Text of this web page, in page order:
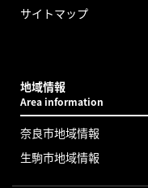
サイトマップ
地域情報
Area information
奈良市地域情報
生駒市地域情報